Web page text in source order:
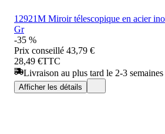
12921M Miroir télescopique en acier
Gr
-35 %
Prix conseillé 43,79 €
28,49 €TTC
Livraison au plus tard le 2-3 semaines
Afficher les détails